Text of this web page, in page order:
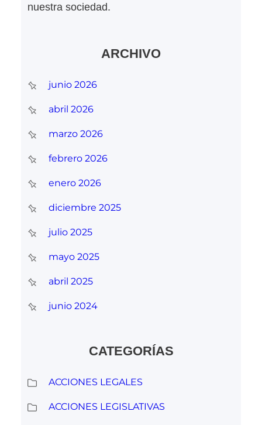
nuestra sociedad.
ARCHIVO
junio 2026
abril 2026
marzo 2026
febrero 2026
enero 2026
diciembre 2025
julio 2025
mayo 2025
abril 2025
junio 2024
CATEGORÍAS
ACCIONES LEGALES
ACCIONES LEGISLATIVAS